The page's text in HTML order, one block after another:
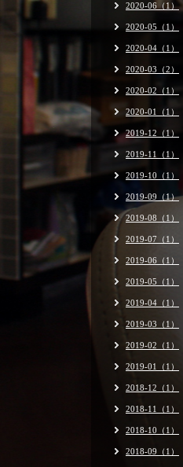
2020-06（1）
2020-05（1）
2020-04（1）
2020-03（2）
2020-02（1）
2020-01（1）
2019-12（1）
2019-11（1）
2019-10（1）
2019-09（1）
2019-08（1）
2019-07（1）
2019-06（1）
2019-05（1）
2019-04（1）
2019-03（1）
2019-02（1）
2019-01（1）
2018-12（1）
2018-11（1）
2018-10（1）
2018-09（1）